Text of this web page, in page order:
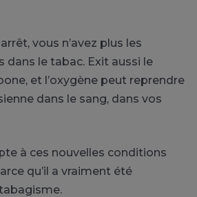
vous n’avez plus les
dans le tabac. Exit aussi le
et l’oxygène peut reprendre
dans le sang, dans vos
à ces nouvelles conditions
qu’il a vraiment été